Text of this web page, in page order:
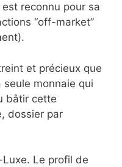
reconnu pour sa
“off-market”
et précieux que
monnaie qui
bâtir cette
dossier par
Le profil de